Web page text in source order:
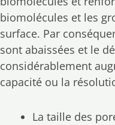
biomolécules et les
surface. Par
sont abaissées et le
considérablement
capacité ou la
La taille des